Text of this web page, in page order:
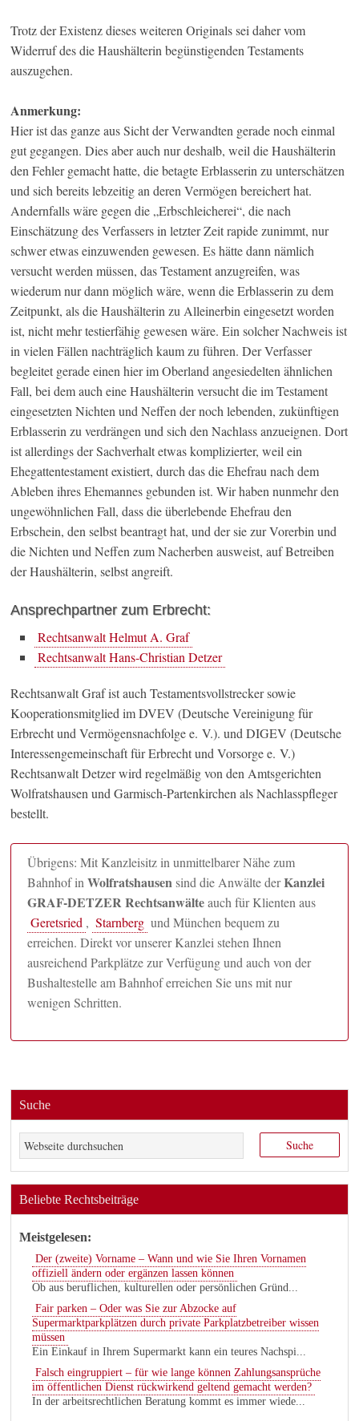
Trotz der Existenz dieses weiteren Originals sei daher vom
Widerruf des die Haushälterin begünstigenden Testaments
auszugehen.
Anmerkung:
Hier ist das ganze aus Sicht der Verwandten gerade noch einmal
gut gegangen. Dies aber auch nur deshalb, weil die Haushälterin
den Fehler gemacht hatte, die betagte Erblasserin zu unterschätzen
und sich bereits lebzeitig an deren Vermögen bereichert hat.
Andernfalls wäre gegen die „Erbschleicherei“, die nach
Einschätzung des Verfassers in letzter Zeit rapide zunimmt, nur
schwer etwas einzuwenden gewesen. Es hätte dann nämlich
versucht werden müssen, das Testament anzugreifen, was
wiederum nur dann möglich wäre, wenn die Erblasserin zu dem
Zeitpunkt, als die Haushälterin zu Alleinerbin eingesetzt worden
ist, nicht mehr testierfähig gewesen wäre. Ein solcher Nachweis ist
in vielen Fällen nachträglich kaum zu führen. Der Verfasser
begleitet gerade einen hier im Oberland angesiedelten ähnlichen
Fall, bei dem auch eine Haushälterin versucht die im Testament
eingesetzten Nichten und Neffen der noch lebenden, zukünftigen
Erblasserin zu verdrängen und sich den Nachlass anzueignen. Dort
ist allerdings der Sachverhalt etwas komplizierter, weil ein
Ehegattentestament existiert, durch das die Ehefrau nach dem
Ableben ihres Ehemannes gebunden ist. Wir haben nunmehr den
ungewöhnlichen Fall, dass die überlebende Ehefrau den
Erbschein, den selbst beantragt hat, und der sie zur Vorerbin und
die Nichten und Neffen zum Nacherben ausweist, auf Betreiben
der Haushälterin, selbst angreift.
Ansprechpartner zum Erbrecht:
Rechtsanwalt Helmut A. Graf
Rechtsanwalt Hans-Christian Detzer
Rechtsanwalt Graf ist auch Testamentsvollstrecker sowie
Kooperationsmitglied im DVEV (Deutsche Vereinigung für
Erbrecht und Vermögensnachfolge e. V.). und DIGEV (Deutsche
Interessengemeinschaft für Erbrecht und Vorsorge e. V.)
Rechtsanwalt Detzer wird regelmäßig von den Amtsgerichten
Wolfratshausen und Garmisch-Partenkirchen als Nachlasspfleger
bestellt.
Übrigens: Mit Kanzleisitz in unmittelbarer Nähe zum
Bahnhof inWolfratshausensind die Anwälte derKanzlei
GRAF-DETZER Rechtsanwälteauch für Klienten aus
Geretsried , Starnberg und München bequem zu
erreichen. Direkt vor unserer Kanzlei stehen Ihnen
ausreichend Parkplätze zur Verfügung und auch von der
Bushaltestelle am Bahnhof erreichen Sie uns mit nur
wenigen Schritten.
Suche
Beliebte Rechtsbeiträge
Meistgelesen:
Der (zweite) Vorname – Wann und wie Sie Ihren Vornamen
offiziell ändern oder ergänzen lassen können
Ob aus beruflichen, kulturellen oder persönlichen Gründ...
Fair parken – Oder was Sie zur Abzocke auf
Supermarktparkplätzen durch private Parkplatzbetreiber wissen
müssen
Ein Einkauf in Ihrem Supermarkt kann ein teures Nachspi...
Falsch eingruppiert – für wie lange können Zahlungsansprüche
im öffentlichen Dienst rückwirkend geltend gemacht werden?
In der arbeitsrechtlichen Beratung kommt es immer wiede...